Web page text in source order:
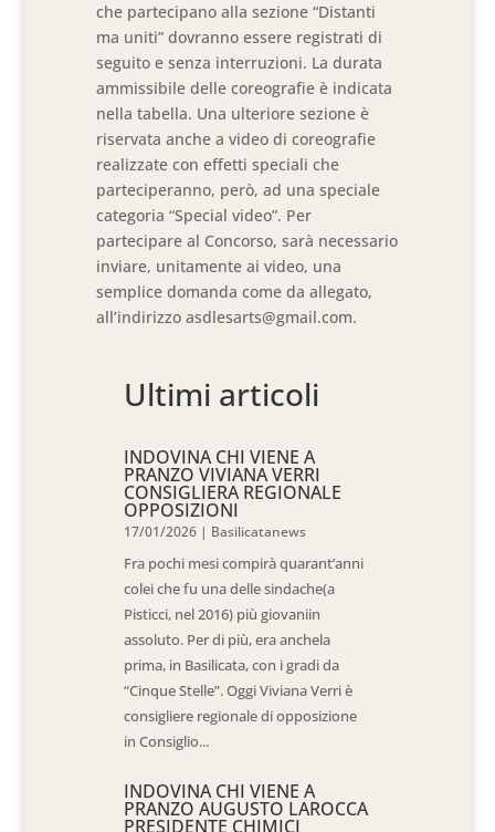
che partecipano alla sezione “Distanti
ma uniti” dovranno essere registrati di
seguito e senza interruzioni. La durata
ammissibile delle coreografie è indicata
nella tabella. Una ulteriore sezione è
riservata anche a video di coreografie
realizzate con effetti speciali che
parteciperanno, però, ad una speciale
categoria “Special video”. Per
partecipare al Concorso, sarà necessario
inviare, unitamente ai video, una
semplice domanda come da allegato,
all’indirizzo asdlesarts@gmail.com.
Ultimi articoli
INDOVINA CHI VIENE A
PRANZO VIVIANA VERRI
CONSIGLIERA REGIONALE
OPPOSIZIONI
17/01/2026 | Basilicatanews
Fra pochi mesi compirà quarant’anni
colei che fu una delle sindache(a
Pisticci, nel 2016) più giovaniin
assoluto. Per di più, era anchela
prima, in Basilicata, con i gradi da
“Cinque Stelle”. Oggi Viviana Verri è
consigliere regionale di opposizione
in Consiglio...
INDOVINA CHI VIENE A
PRANZO AUGUSTO LAROCCA
PRESIDENTE CHIMICI